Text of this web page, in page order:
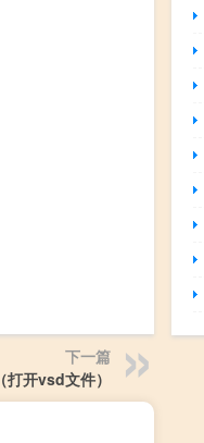
下一篇
开vsd文件）